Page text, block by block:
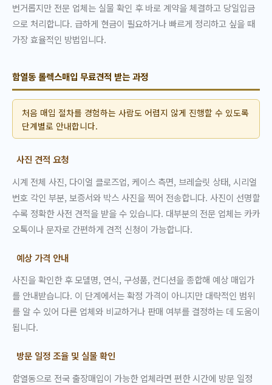
번거롭지만 전문 업체는 실물 확인 후 바로 계약을 체결하고 당일입금
으로 처리합니다. 급하게 현금이 필요하거나 빠르게 정리하고 싶을 때
가장 효율적인 방법입니다.
함열동 롤렉스매입 무료견적 받는 과정
처음 매입 절차를 경험하는 사람도 어렵지 않게 진행할 수 있도록
단계별로 안내합니다.
사진 견적 요청
시계 전체 사진, 다이얼 클로즈업, 케이스 측면, 브레슬릿 상태, 시리얼
번호 각인 부분, 보증서와 박스 사진을 찍어 전송합니다. 사진이 선명할
수록 정확한 사전 견적을 받을 수 있습니다. 대부분의 전문 업체는 카카
오톡이나 문자로 간편하게 견적 신청이 가능합니다.
예상 가격 안내
사진을 확인한 후 모델명, 연식, 구성품, 컨디션을 종합해 예상 매입가
를 안내받습니다. 이 단계에서는 확정 가격이 아니지만 대략적인 범위
를 알 수 있어 다른 업체와 비교하거나 판매 여부를 결정하는 데 도움이
됩니다.
방문 일정 조율 및 실물 확인
함열동으로 전국 출장매입이 가능한 업체라면 편한 시간에 방문 일정